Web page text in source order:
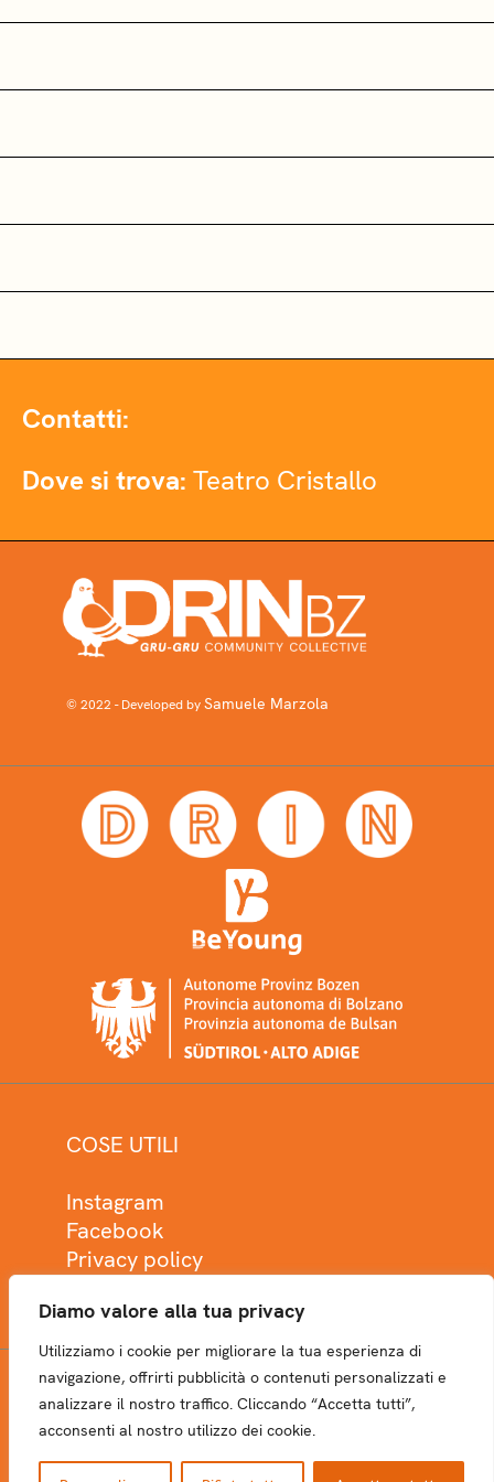
Diamo valore alla tua privacy
Utilizziamo i cookie per migliorare la tua esperienza di
navigazione, offrirti pubblicità o contenuti personalizzati e
analizzare il nostro traffico. Cliccando “Accetta tutti”,
acconsenti al nostro utilizzo dei cookie.
Contatti:
Dove si trova: Teatro Cristallo
© 2022 - Developed bySamuele Marzola
COSE UTILI
Instagram
Facebook
Privacy policy
NEWSLETTER